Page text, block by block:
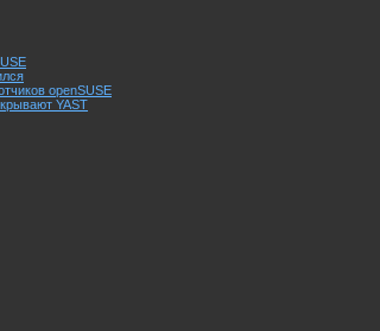
openSUSE
YAST